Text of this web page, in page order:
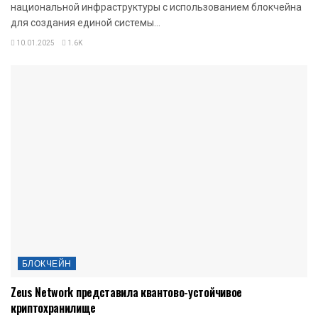
национальной инфраструктуры с использованием блокчейна
для создания единой системы...
10.01.2025 1.6K
БЛОКЧЕЙН
Zeus Network представила квантово-устойчивое
криптохранилище